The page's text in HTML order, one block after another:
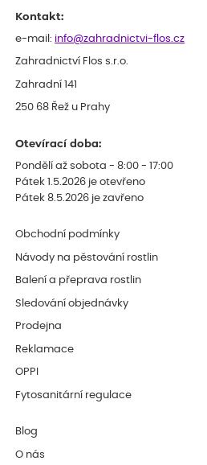
Kontakt:
e-mail: info@zahradnictvi-flos.cz
Zahradnictví Flos s.r.o.
Zahradní 141
250 68 Řež u Prahy
Otevírací doba:
Pondělí až sobota - 8:00 - 17:00
Pátek 1.5.2026 je otevřeno
Pátek 8.5.2026 je zavřeno
Obchodní podmínky
Návody na pěstování rostlin
Balení a přeprava rostlin
Sledování objednávky
Prodejna
Reklamace
OPPI
Fytosanitární regulace
Blog
O nás